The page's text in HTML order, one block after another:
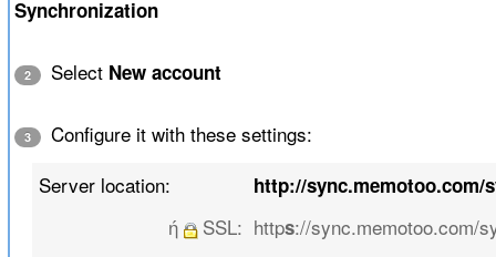
Synchronization
2 Select New account
3
Configure it with these settings:
Server location:
http://sync.memotoo.com/
ή SSL: https://sync.memotoo.com/